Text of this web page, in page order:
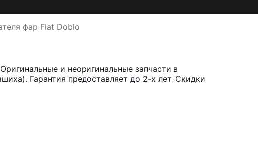
фар Fiat Doblo
и неоригинальные запчасти в
Гарантия предоставляет до 2-х лет. Скидки